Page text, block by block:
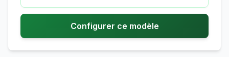
Configurer ce modèle